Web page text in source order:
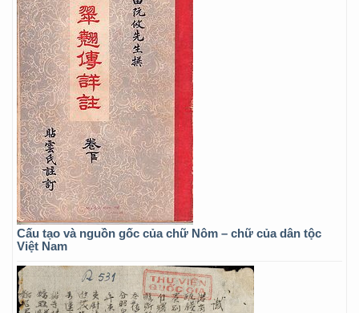
Cấu tạo và nguồn gốc của chữ Nôm – chữ của dân tộc
Việt Nam